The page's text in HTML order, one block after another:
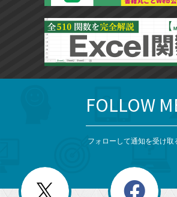
ー
FOLLOW
フォローして通知を受け取